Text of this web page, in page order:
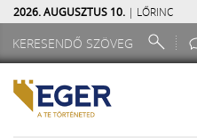
2026. AUGUSZTUS 10. | LŐRINC